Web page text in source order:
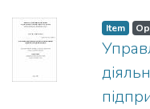
Item